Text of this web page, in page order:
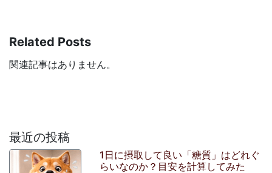
Related Posts
関連記事はありません。
最近の投稿
1日に摂取して良い「糖質」はどれぐ
らいなのか？目安を計算してみた